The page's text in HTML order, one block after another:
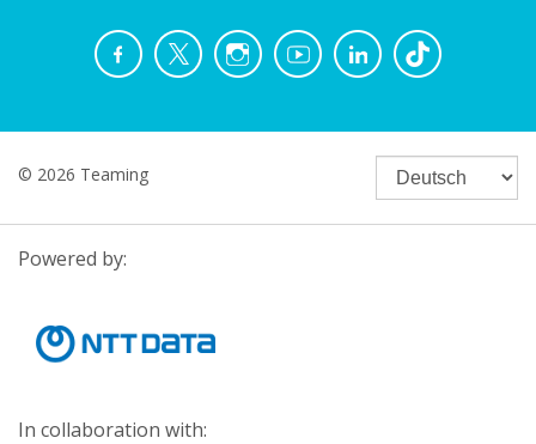
© 2026 Teaming
Powered by:
In collaboration with: